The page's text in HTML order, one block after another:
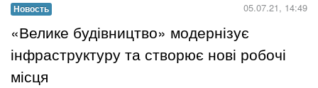
Новость 05.07.21, 14:49
​«Велике будівництво» модернізує
інфраструктуру та створює нові робочі
місця